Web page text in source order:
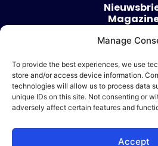
Manage
To provide the best experiences, we use
store and/or access device information.
technologies will allow us to process data
unique IDs on this site. Not consenting or
adversely affect certain features and
Accept
Over
Algemene
Cookie
Ik wil